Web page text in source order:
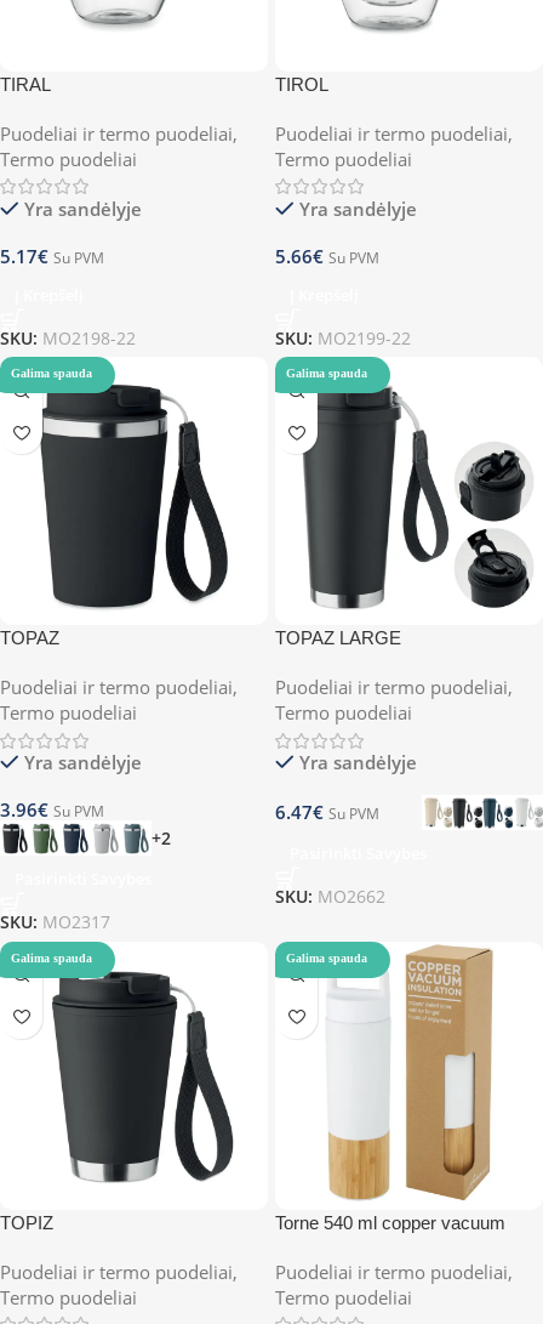
TIRAL
Puodeliai ir termo puodeliai,
Termo puodeliai
Yra sandėlyje
5.17€ Su PVM
SKU: MO2198-22
TIROL
Puodeliai ir termo puodeliai,
Termo puodeliai
Yra sandėlyje
5.66€ Su PVM
SKU: MO2199-22
Galima spauda
TOPAZ
Puodeliai ir termo puodeliai,
Termo puodeliai
Yra sandėlyje
3.96€ Su PVM
+2
SKU: MO2317
Galima spauda
TOPAZ LARGE
Puodeliai ir termo puodeliai,
Termo puodeliai
Yra sandėlyje
6.47€ Su PVM
SKU: MO2662
Galima spauda
TOPIZ
Puodeliai ir termo puodeliai,
Termo puodeliai
Galima spauda
Torne 540 ml copper vacuum
with bamboo outer wall
Puodeliai ir termo puodeliai,
Termo puodeliai